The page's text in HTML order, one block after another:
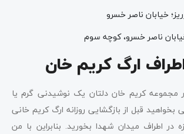
خیابان ناصر خسرو
ناصر خسرو، کوچه سوم
ارگ کریم خان
مجموعه کریم خان دلتان یک نوشیدنی گرم یا
قبل از بازگشایی روزانه ارگ کریم خانی
اطراف میدان شهدا بخورید. بنابراین با من